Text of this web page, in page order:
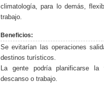
climatología, para lo demás,
trabajo.
Beneficios:
Se evitarían las operaciones
destinos turísticos.
La gente podría planificarse
descanso o trabajo.